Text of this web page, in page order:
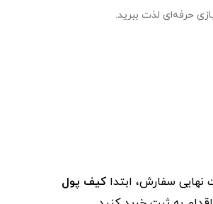
حرفه‌ای لذت ببرید.
نهایی سفارش، ابتدا کیف پول